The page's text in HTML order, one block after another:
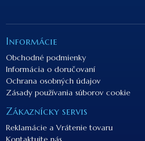
Informácie
Obchodné podmienky
Informácia o doručovaní
Ochrana osobných údajov
Zásady používania súborov cookie
Zákaznícky servis
Reklamácie a Vrátenie tovaru
Kontaktujte nás